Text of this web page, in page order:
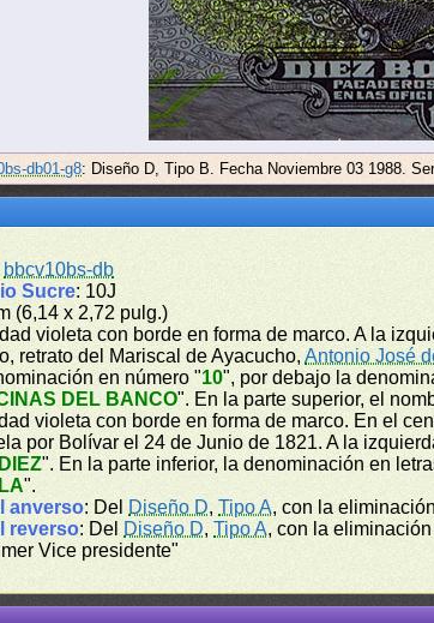
db01-g8: Diseño D, Tipo B. Fecha Noviembre 03 1988.
bbcv10bs-db
Sucre: 10J
(6,14 x 2,72 pulg.)
violeta con borde en forma de marco. A la
retrato del Mariscal de Ayacucho,Antonio José
en número "10", por debajo la
DEL BANCO". En la parte superior, el
violeta con borde en forma de marco. En el
por Bolívar el 24 de Junio de 1821. A la
DIEZ". En la parte inferior, la denominación en
".
anverso: Del Diseño D,Tipo A, con la
reverso: Del Diseño D,Tipo A, con la
Vice presidente"